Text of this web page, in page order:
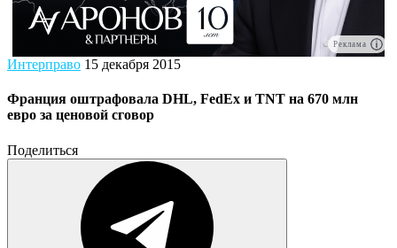
Реклама
Интерправо 15 декабря 2015
Франция оштрафовала DHL, FedEx и TNT на 670 млн
евро за ценовой сговор
Поделиться